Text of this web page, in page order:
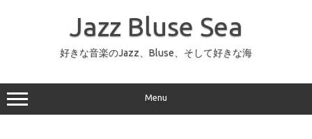
ッ
プ
Jazz Bluse Sea
好きな音楽のJazz、Bluse、そして好きな海
Menu